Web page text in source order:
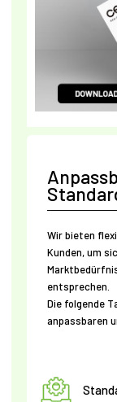
Wir bieten
Kunden, um
entsprechen.
Die folgende
anpassbaren